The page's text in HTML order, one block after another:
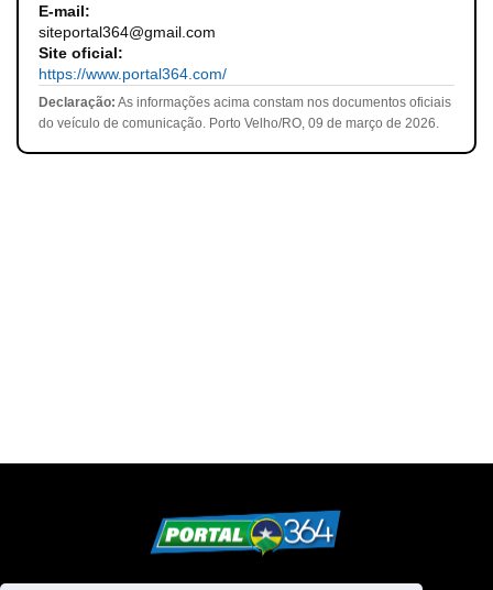
E-mail:
siteportal364@gmail.com
Site oficial:
https://www.portal364.com/
Declaração: As informações acima constam nos documentos oficiais
do veículo de comunicação. Porto Velho/RO, 09 de março de 2026.